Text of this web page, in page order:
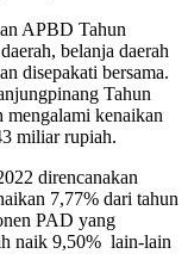
APBD Tahun
belanja daerah
disepakati bersama.
Tahun
mengalami kenaikan
miliar rupiah.
direncanakan
7,77% dari tahun
PAD yang
naik 9,50% lain-lain